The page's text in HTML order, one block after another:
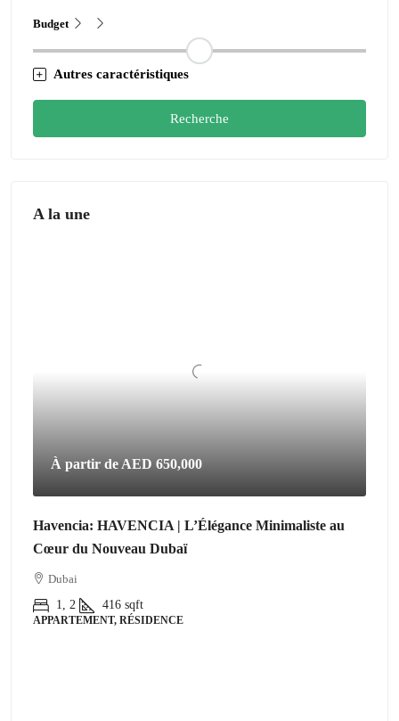
Budget
Autres caractéristiques
Recherche
A la une
À partir de AED 650,000
Havencia: HAVENCIA | L’Élégance Minimaliste au
Cœur du Nouveau Dubaï
Dubai
1, 2
416 sqft
APPARTEMENT, RÉSIDENCE